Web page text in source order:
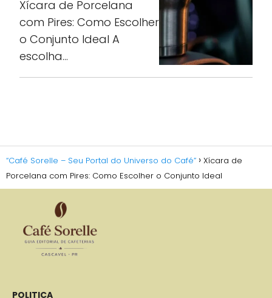
Xícara de Porcelana
com Pires: Como Escolher
o Conjunto Ideal A
escolha…
“Café Sorelle – Seu Portal do Universo do Café”
Xícara de
Porcelana com Pires: Como Escolher o Conjunto Ideal
POLITICA